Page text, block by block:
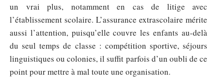
un vrai plus, notamment en cas de litige avec
l’établissement scolaire. L’assurance extrascolaire mérite
aussi l’attention, puisqu’elle couvre les enfants au-delà
du seul temps de classe : compétition sportive, séjours
linguistiques ou colonies, il suffit parfois d’un oubli de ce
point pour mettre à mal toute une organisation.